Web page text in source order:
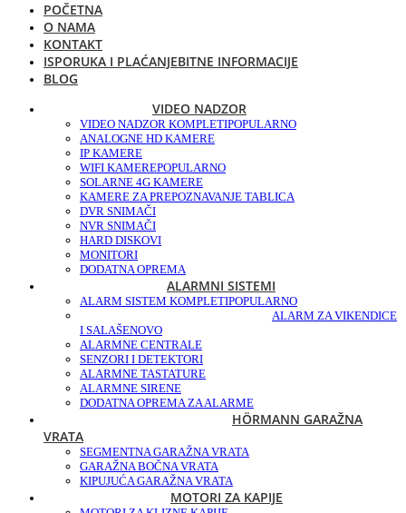
POČETNA
O NAMA
KONTAKT
ISPORUKA I PLAĆANJEBITNE INFORMACIJE
BLOG
VIDEO NADZOR
VIDEO NADZOR KOMPLETIPOPULARNO
ANALOGNE HD KAMERE
IP KAMERE
WIFI KAMEREPOPULARNO
SOLARNE 4G KAMERE
KAMERE ZA PREPOZNAVANJE TABLICA
DVR SNIMAČI
NVR SNIMAČI
HARD DISKOVI
MONITORI
DODATNA OPREMA
ALARMNI SISTEMI
ALARM SISTEM KOMPLETIPOPULARNO
ALARM ZA VIKENDICE
I SALAŠENOVO
ALARMNE CENTRALE
SENZORI I DETEKTORI
ALARMNE TASTATURE
ALARMNE SIRENE
DODATNA OPREMA ZA ALARME
HÖRMANN GARAŽNA
VRATA
SEGMENTNA GARAŽNA VRATA
GARAŽNA BOČNA VRATA
KIPUJUĆA GARAŽNA VRATA
MOTORI ZA KAPIJE